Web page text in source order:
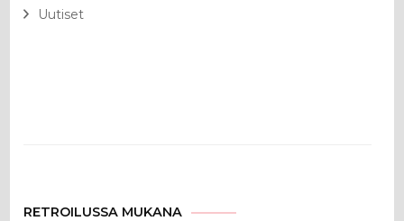
Uutiset
RETROILUSSA MUKANA